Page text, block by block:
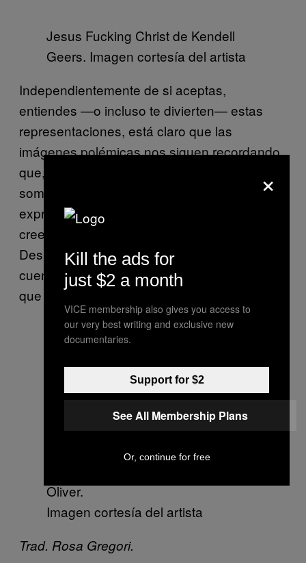
Jesus Fucking Christ de Kendell
Geers. Imagen cortesía del artista
Independientemente de si aceptas,
entiendes —o incluso te divierten— estas
representaciones, está claro que las
imágenes polémicas nos siguen recordando
que, como sociedad tolerante que
somos, debemos proteger una libertad de
expresión, opinión y creencia tanto para los
creedores como para aquellos que no lo son.
Después de todo, la representación artística
cuenta sin duda con una historia más larga
que cualquier religión o fe.
Paul Fryer. Imagen cortesía del
artista
Oliver.
Imagen cortesía del artista
Trad. Rosa Gregori.
×
Kill the ads for
just $2 a month
VICE membership also gives you access to
our very best writing and exclusive new
documentaries.
Support for $2
See All Membership Plans
Or, continue for free